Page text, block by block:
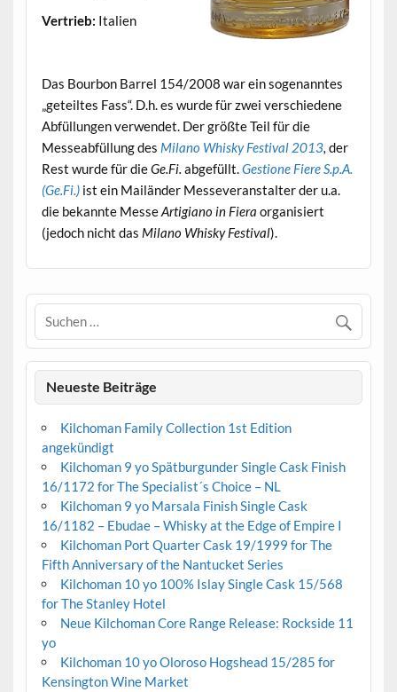
Vertrieb: Italien
Das Bourbon Barrel 154/2008 war ein sogenanntes
„geteiltes Fass“. D.h. es wurde für zwei verschiedene
Abfüllungen verwendet. Der größte Teil für die
Messeabfüllung des Milano Whisky Festival 2013, der
Rest wurde für dieGe.Fi. abgefüllt. Gestione Fiere S.p.A.
(Ge.Fi.)ist ein Mailänder Messeveranstalter der u.a.
die bekannte MesseArtigiano in Fiera organisiert
(jedoch nicht das Milano Whisky Festival).
Neueste Beiträge
Kilchoman Family Collection 1st Edition
angekündigt
Kilchoman 9 yo Spätburgunder Single Cask Finish
16/1172 for The Specialist´s Choice – NL
Kilchoman 9 yo Marsala Finish Single Cask
16/1182 – Ebudae – Whisky at the Edge of Empire I
Kilchoman Port Quarter Cask 19/1999 for The
Fifth Anniversary of the Nantucket Series
Kilchoman 10 yo 100% Islay Single Cask 15/568
for The Stanley Hotel
Neue Kilchoman Core Range Release: Rockside 11
yo
Kilchoman 10 yo Oloroso Hogshead 15/285 for
Kensington Wine Market